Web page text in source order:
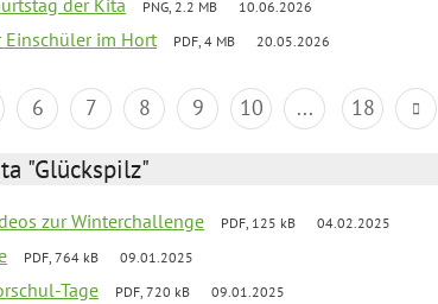
der Kita PNG, 2.2 MB 10.06.2026
im Hort PDF, 4 MB 20.05.2026
6 7 8 9 10 ... 18
"Glückspilz"
zur Winterchallenge PDF, 125 kB 04.02.2025
PDF, 764 kB 09.01.2025
Tage PDF, 720 kB 09.01.2025